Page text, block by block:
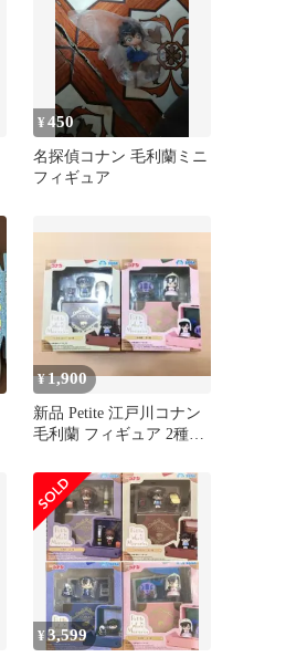
¥450
名探偵コナン 毛利蘭ミニ
フィギュア
¥1,900
新品 Petite 江戸川コナン
毛利蘭 フィギュア 2種セ
¥3,599